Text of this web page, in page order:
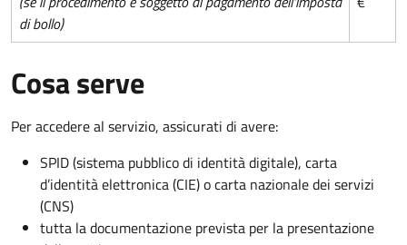
di bollo)
Cosa serve
Per accedere al servizio, assicurati di avere:
SPID (sistema pubblico di identità digitale), carta
d’identità elettronica (CIE) o carta nazionale dei servizi
(CNS)
tutta la documentazione prevista per la presentazione